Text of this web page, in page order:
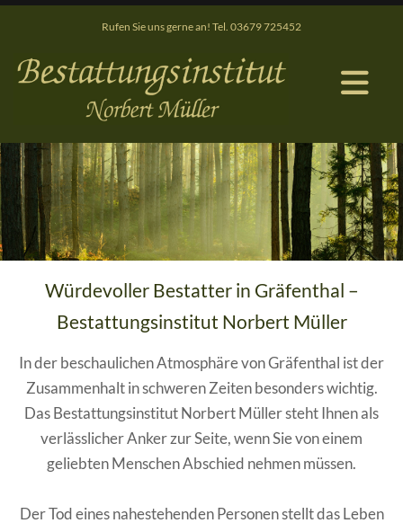
Rufen Sie uns gerne an! Tel. 03679 725452
Würdevoller Bestatter in Gräfenthal –
Bestattungsinstitut Norbert Müller
In der beschaulichen Atmosphäre von Gräfenthal ist der
Zusammenhalt in schweren Zeiten besonders wichtig.
Das Bestattungsinstitut Norbert Müller steht Ihnen als
verlässlicher Anker zur Seite, wenn Sie von einem
geliebten Menschen Abschied nehmen müssen.
Der Tod eines nahestehenden Personen stellt das Leben